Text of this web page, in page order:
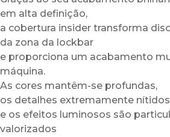
em alta definição,
a cobertura insider transforma
da zona da lockbar
e proporciona um acabamento
máquina.
As cores mantêm-se profundas,
os detalhes extremamente nítidos
e os efeitos luminosos são
valorizados